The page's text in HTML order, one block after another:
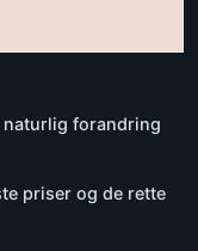
naturlig forandring
priser og de rette